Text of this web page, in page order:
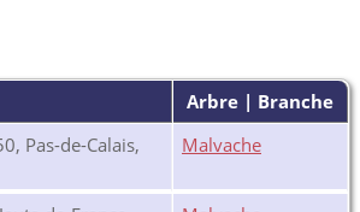
Arbre | Branche
Pas-de-Calais,
Malvache